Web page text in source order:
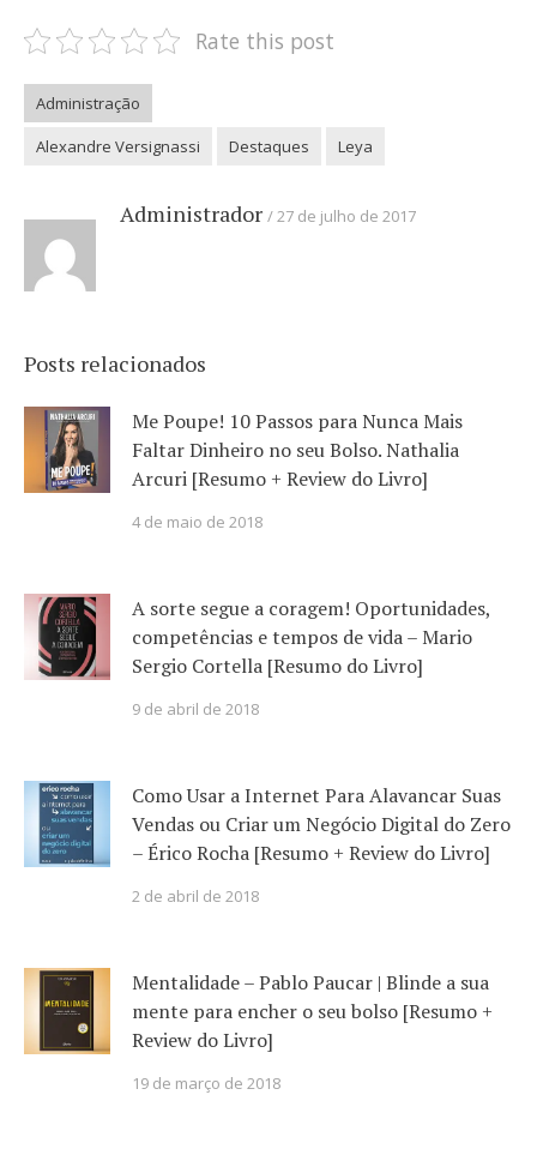
Rate this post
Administração
Alexandre Versignassi
Destaques Leya
Administrador 27 de julho de 2017
Posts relacionados
Me Poupe! 10 Passos para Nunca Mais
Faltar Dinheiro no seu Bolso. Nathalia
Arcuri [Resumo + Review do Livro]
4 de maio de 2018
A sorte segue a coragem! Oportunidades,
competências e tempos de vida – Mario
Sergio Cortella [Resumo do Livro]
9 de abril de 2018
Como Usar a Internet Para Alavancar Suas
Vendas ou Criar um Negócio Digital do Zero
– Érico Rocha [Resumo + Review do Livro]
2 de abril de 2018
Mentalidade – Pablo Paucar | Blinde a sua
mente para encher o seu bolso [Resumo +
Review do Livro]
19 de março de 2018